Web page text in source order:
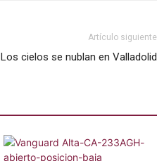
Artículo siguiente
Los cielos se nublan en Valladolid